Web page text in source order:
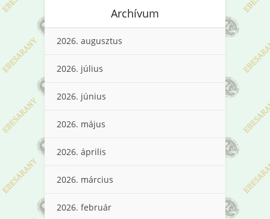
Archívum
2026. augusztus
2026. július
2026. június
2026. május
2026. április
2026. március
2026. február